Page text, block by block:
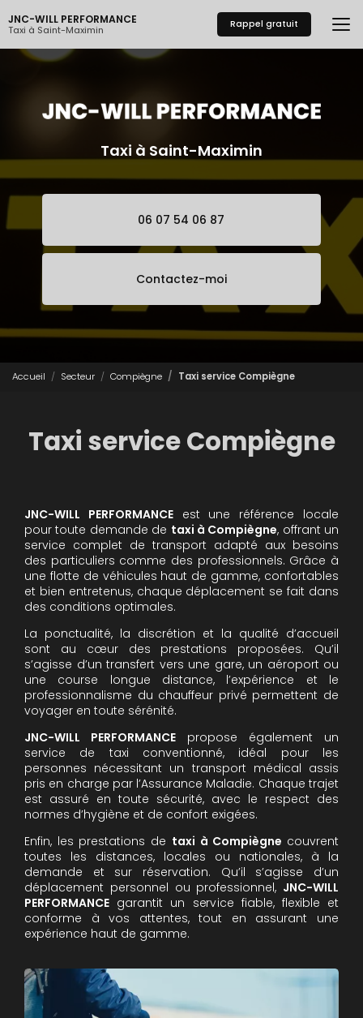
au
contenu
principal
JNC-WILL PERFORMANCE
Taxi à Saint-Maximin Rappel gratuit
Taxi à Saint-Maximin
06 07 54 06 87
Contactez-moi
Accueil Secteur Compiègne Taxi service Compiègne
Taxi service Compiègne
JNC-WILL PERFORMANCEest une référence locale
pour toute demande de taxi à Compiègne, offrant un
service complet de transport adapté aux besoins
des particuliers comme des professionnels. Grâce à
une flotte de véhicules haut de gamme, confortables
et bien entretenus, chaque déplacement se fait dans
des conditions optimales.
La ponctualité, la discrétion et la qualité d’accueil
sont au cœur des prestations proposées. Qu’il
s’agisse d’un transfert vers une gare, un aéroport ou
une course longue distance, l’expérience et le
professionnalisme du chauffeur privé permettent de
voyager en toute sérénité.
JNC-WILL PERFORMANCE propose également un
service de taxi conventionné, idéal pour les
personnes nécessitant un transport médical assis
pris en charge par l’Assurance Maladie. Chaque trajet
est assuré en toute sécurité, avec le respect des
normes d’hygiène et de confort exigées.
Enfin, les prestations de taxi à Compiègne couvrent
toutes les distances, locales ou nationales, à la
demande et sur réservation. Qu’il s’agisse d’un
déplacement personnel ou professionnel, JNC-WILL
PERFORMANCE garantit un service fiable, flexible et
conforme à vos attentes, tout en assurant une
expérience haut de gamme.